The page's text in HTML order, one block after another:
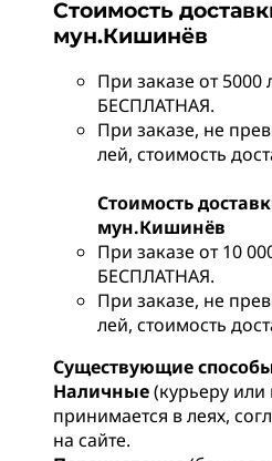
Стоимость
мун.Кишинёв
При заказе от 5000
БЕСПЛАТНАЯ.
При заказе, не
лей, стоимость
Стоимость
мун.Кишинёв
При заказе от 10
БЕСПЛАТНАЯ.
При заказе, не
лей, стоимость
Существующие
Наличные(курьеру
принимается в леях,
на сайте.